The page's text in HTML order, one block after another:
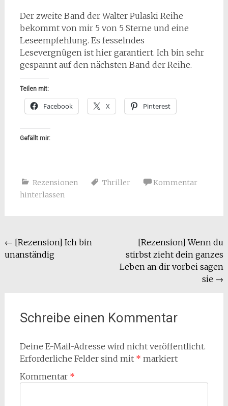
Der zweite Band der Walter Pulaski Reihe
bekommt von mir 5 von 5 Sterne und eine
Leseempfehlung. Es fesselndes
Lesevergnügen ist hier garantiert. Ich bin sehr
gespannt auf den nächsten Band der Reihe.
Teilen mit:
Facebook X Pinterest
Gefällt mir:
Rezensionen Thriller
Kommentar
hinterlassen
Beitragsnavigation
← [Rezension] Ich bin
unanständig
[Rezension] Wenn du
stirbst zieht dein ganzes
Leben an dir vorbei sagen
sie →
Schreibe einen Kommentar
Deine E-Mail-Adresse wird nicht veröffentlicht.
Erforderliche Felder sind mit * markiert
Kommentar *